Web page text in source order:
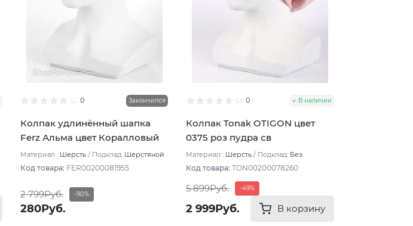
0 Закончился
Колпак удлинённый шапка
Ferz Альма цвет Коралловый
Материал : Шерсть Подклад: Шерстяной
Код товара: FER00200081955
2 799Руб. -90%
280Руб.
0 В наличии
Колпак Tonak OTIGON цвет
0375 роз пудра св
Материал : Шерсть Подклад: Без
Код товара:TON00200078260
5 899Руб. -49%
2 999Руб. В корзину